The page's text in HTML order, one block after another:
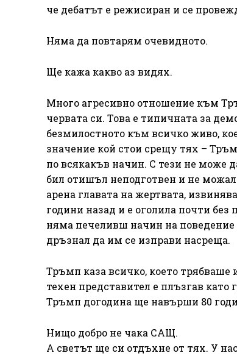
че дебатът е режисиран и се
Няма да повтарям очевидното.
Ще кажа какво аз видях.
Много агресивно отношение към
червата си. Това е типичната за
безмилостното към всичко живо,
значение кой стои срещу тях –
по всякакъв начин. С тези не може
бил отишъл неподготвен и не можал
арена главата на жертвата,
години назад и е оголила почти
няма печеливш начин на поведение
дръзнал да им се изправи насреща.
Тръмп каза всичко, което
техен представител е плъзгав като
Тръмп догодина ще навърши 80
Нищо добро не чака САЩ.
А светът ще си отдъхне от тях. У